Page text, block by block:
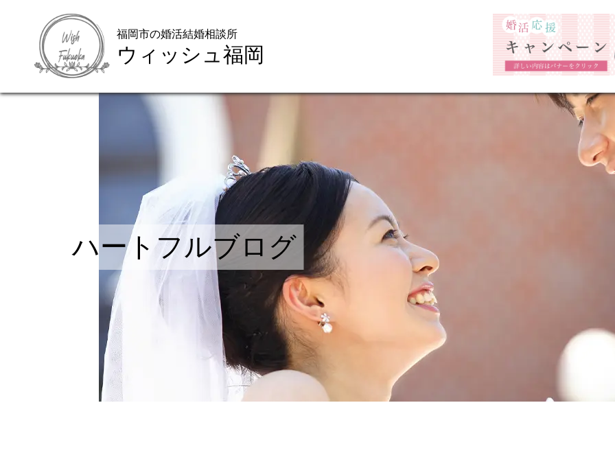
コース・料金・入会案内
福岡市の婚活結婚相談所
ウィッシュ福岡
ハートフルブログ